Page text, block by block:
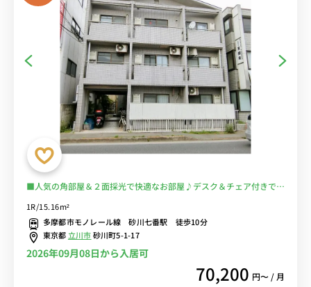
■人気の角部屋＆２面採光で快適なお部屋♪デスク＆チェア付きでテ
市モノレール線で立川や多摩センターまで乗換なしでアクセス可能■
選べるWi-Fi格安レンタル中！
1R/15.16m²
多摩都市モノレール線 砂川七番駅 徒歩10分
東京都 立川市砂川町5-1-17
2026年09月08日から入居可
70,200 円〜 / 月